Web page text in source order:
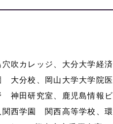
吹カレッジ、大分大学経済
大分校、岡山大学大学院医
神田研究室、鹿児島情報ビ
関西学園 関西高等学校、環